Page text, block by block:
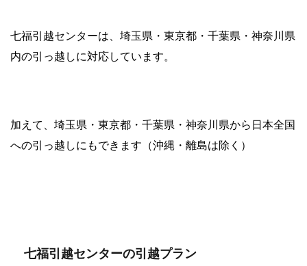
七福引越センターは、埼玉県・東京都・千葉県・神奈川県
内の引っ越しに対応しています。
加えて、埼玉県・東京都・千葉県・神奈川県から日本全国
への引っ越しにもできます（沖縄・離島は除く）
七福引越センターの引越プラン